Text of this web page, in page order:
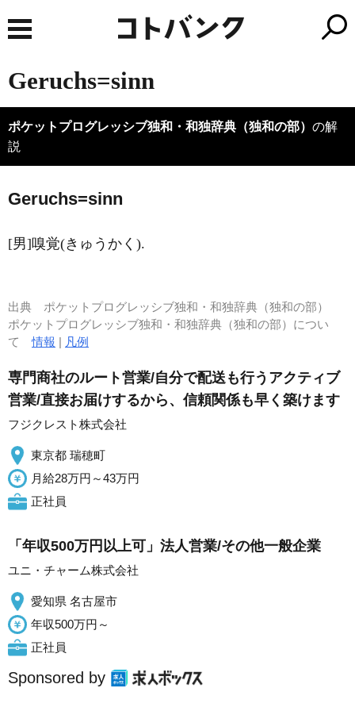
Geruchs=sinn
ポケットプログレッシブ独和・和独辞典（独和の部） の解
説
Geruchs=sinn
[男]嗅覚(きゅうかく).
出典 ポケットプログレッシブ独和・和独辞典（独和の部）
ポケットプログレッシブ独和・和独辞典（独和の部）につい
て情報 | 凡例
専門商社のルート営業/自分で配送も行うアクティブ
営業/直接お届けするから、信頼関係も早く築けます
フジクレスト株式会社
東京都 瑞穂町
月給28万円～43万円
正社員
「年収500万円以上可」法人営業/その他一般企業
ユニ・チャーム株式会社
愛知県 名古屋市
年収500万円～
正社員
Sponsored by